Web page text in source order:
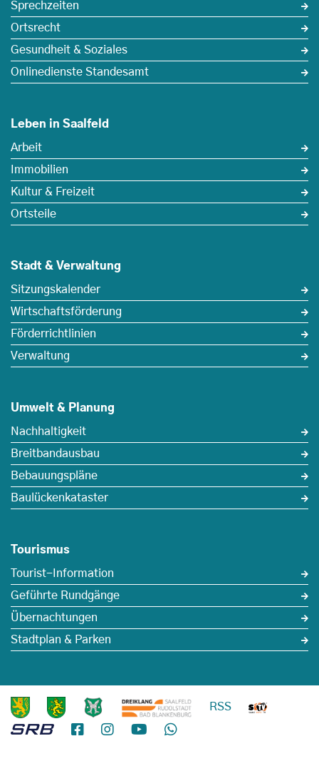
Sprechzeiten
Ortsrecht
Gesundheit & Soziales
Onlinedienste Standesamt
Leben in Saalfeld
Arbeit
Immobilien
Kultur & Freizeit
Ortsteile
Stadt & Verwaltung
Sitzungskalender
Wirtschaftsförderung
Förderrichtlinien
Verwaltung
Umwelt & Planung
Nachhaltigkeit
Breitbandausbau
Bebauungspläne
Baulückenkataster
Tourismus
Tourist-Information
Geführte Rundgänge
Übernachtungen
Stadtplan & Parken
RSS